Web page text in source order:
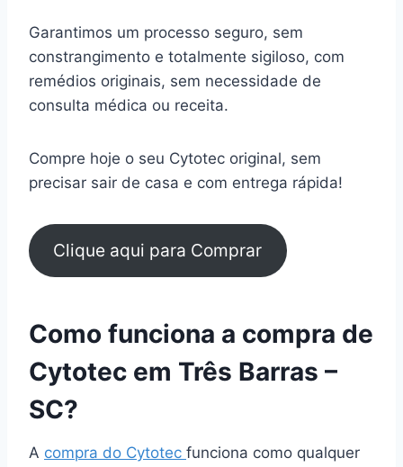
Garantimos um processo seguro, sem
constrangimento e totalmente sigiloso, com
remédios originais, sem necessidade de
consulta médica ou receita.
Compre hoje o seu Cytotec original, sem
precisar sair de casa e com entrega rápida!
Clique aqui para Comprar
Como funciona a compra de
Cytotec em Três Barras –
SC?
A compra do Cytotec funciona como qualquer